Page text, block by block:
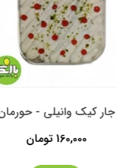
جار کیک وانیلی - حورمان
160,000 تومان